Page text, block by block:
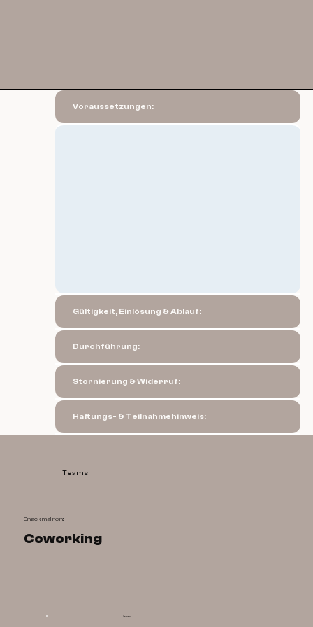
Voraussetzungen:
Gültigkeit, Einlösung & Ablauf:
Durchführung:
Stornierung & Widerruf:
Haftungs- & Teilnahmehinweis:
Teams
Snack mal rein:
Coworking
Lernen